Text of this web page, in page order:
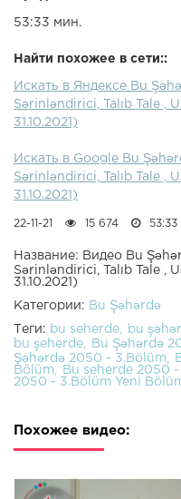
53:33 мин.
Найти похожее в сети::
Искать в Яндексе Bu
Sərinləndirici, Talıb Tale ,
31.10.2021)
Искать в Google Bu
Sərinləndirici, Talıb Tale ,
31.10.2021)
22-11-21 15 674 53:33
Название: Видео Bu
Sərinləndirici, Talıb Tale ,
31.10.2021)
Категории: Bu Şəhərdə
Теги: bu seherde bu
bu şeherde
Bu Şəhərdə
Şəhərdə 2050 - 3.Bölüm
Bölüm
Bu seherde 2050
2050 - 3.Bölüm Yeni
Похожее видео: